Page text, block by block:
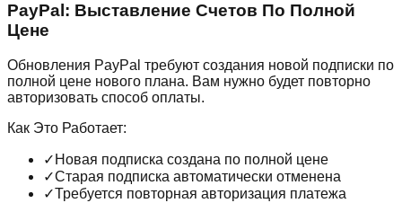
PayPal: Выставление Счетов По Полной
Цене
Обновления PayPal требуют создания новой подписки по
полной цене нового плана. Вам нужно будет повторно
авторизовать способ оплаты.
Как Это Работает:
✓ Новая подписка создана по полной цене
✓Старая подписка автоматически отменена
✓Требуется повторная авторизация платежа